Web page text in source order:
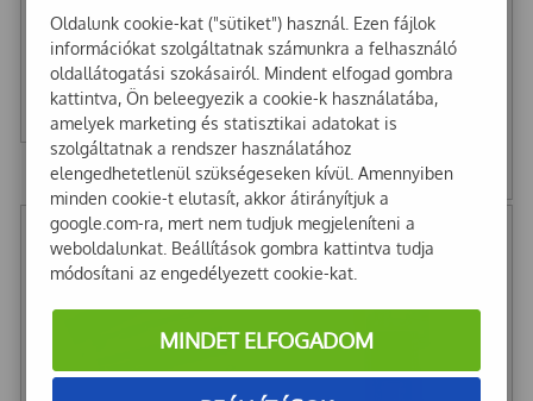
Fényvisszavető pánt sárga
LAKSAM 40cm
841Ft
662Ft+ Áfa
Good Year Talpbetét 42
1 529Ft
1 204Ft + Áfa
Oldalunk cookie-kat ("sütiket") használ. Ezen fájlok
információkat szolgáltatnak számunkra a felhasználó
oldallátogatási szokásairól. Mindent elfogad gombra
kattintva, Ön beleegyezik a cookie-k használatába,
amelyek marketing és statisztikai adatokat is
szolgáltatnak a rendszer használatához
elengedhetetlenül szükségeseken kívül. Amennyiben
minden cookie-t elutasít, akkor átirányítjuk a
google.com-ra, mert nem tudjuk megjeleníteni a
weboldalunkat. Beállítások gombra kattintva tudja
módosítani az engedélyezett cookie-kat.
MINDET ELFOGADOM